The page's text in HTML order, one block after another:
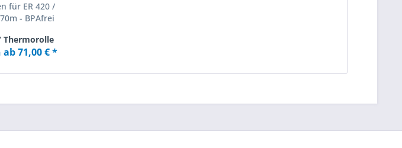
für ER 420 /
- BPAfrei
Thermorolle
71,00 € *